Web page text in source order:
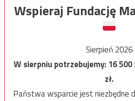
Wspieraj Fundację
Sierpień 2026
W sierpniu potrzebujemy:16 500
zł.
Państwa wsparcie jest niezbędne